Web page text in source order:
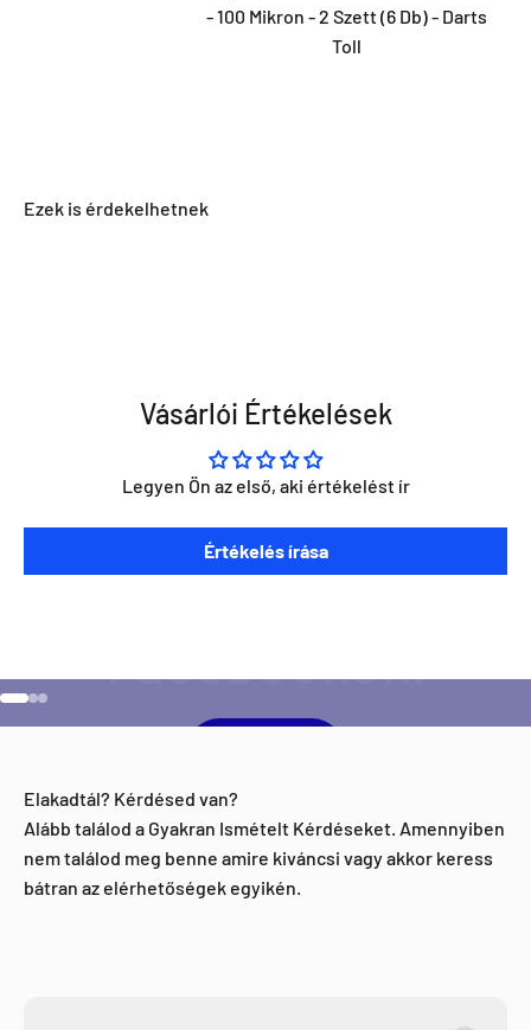
- 100 Mikron - 2 Szett (6 Db) - Darts
Toll
Vásárlói Értékelések
Legyen Ön az első, aki értékelést ír
Értékelés írása
Szeretnéd ha napra kész lennél minden Direct Darts
aktivitással kapcsolatban?
Elakadtál? Kérdésed van?
Alább találod a Gyakran Ismételt Kérdéseket. Amennyiben
nem találod meg benne amire kiváncsi vagy akkor keress
bátran az elérhetőségek egyikén.